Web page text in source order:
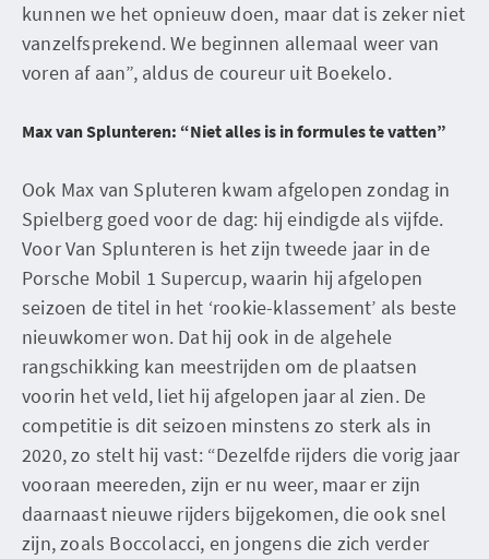
kunnen we het opnieuw doen, maar dat is zeker niet
vanzelfsprekend. We beginnen allemaal weer van
voren af aan”, aldus de coureur uit Boekelo.
Max van Splunteren: “Niet alles is in formules te vatten”
Ook Max van Spluteren kwam afgelopen zondag in
Spielberg goed voor de dag: hij eindigde als vijfde.
Voor Van Splunteren is het zijn tweede jaar in de
Porsche Mobil 1 Supercup, waarin hij afgelopen
seizoen de titel in het ‘rookie-klassement’ als beste
nieuwkomer won. Dat hij ook in de algehele
rangschikking kan meestrijden om de plaatsen
voorin het veld, liet hij afgelopen jaar al zien. De
competitie is dit seizoen minstens zo sterk als in
2020, zo stelt hij vast: “Dezelfde rijders die vorig jaar
vooraan meereden, zijn er nu weer, maar er zijn
daarnaast nieuwe rijders bijgekomen, die ook snel
zijn, zoals Boccolacci, en jongens die zich verder